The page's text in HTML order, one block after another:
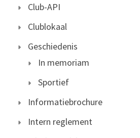
Club-API
Clublokaal
Geschiedenis
In memoriam
Sportief
Informatiebrochure
Intern reglement